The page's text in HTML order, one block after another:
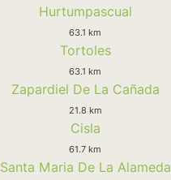
Hurtumpascual
63.1 km
Tortoles
63.1 km
Zapardiel De La Cañada
21.8 km
Cisla
61.7 km
Santa Maria De La Alameda